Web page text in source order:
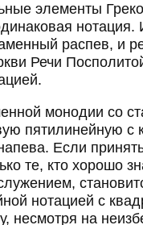
элементы
распев, и
Речи
монодии со
пятилинейную с
Если
те, кто хорошо
нотацией с
несмотря на